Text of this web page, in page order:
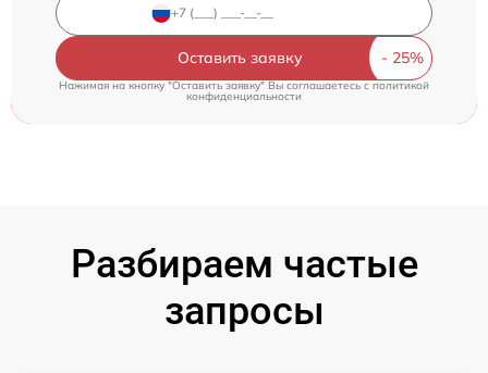
Оставить заявку
Нажимая на кнопку "Оставить заявку" Вы соглашаетесь cполитикой
конфиденциальности
Разбираем частые
запросы